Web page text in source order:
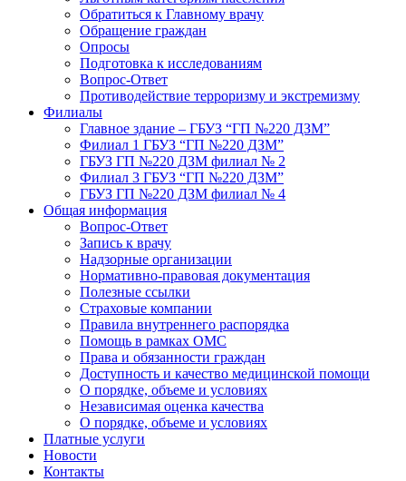
Обратиться к Главному врачу
Обращение граждан
Опросы
Подготовка к исследованиям
Вопрос-Ответ
Противодействие терроризму и экстремизму
Филиалы
Главное здание – ГБУЗ “ГП №220 ДЗМ”
Филиал 1 ГБУЗ “ГП №220 ДЗМ”
ГБУЗ ГП №220 ДЗМ филиал № 2
Филиал 3 ГБУЗ “ГП №220 ДЗМ”
ГБУЗ ГП №220 ДЗМ филиал № 4
Общая информация
Вопрос-Ответ
Запись к врачу
Надзорные организации
Нормативно-правовая документация
Полезные ссылки
Страховые компании
Правила внутреннего распорядка
Помощь в рамках ОМС
Права и обязанности граждан
Доступность и качество медицинской помощи
О порядке, объеме и условиях
Независимая оценка качества
О порядке, объеме и условиях
Платные услуги
Новости
Контакты